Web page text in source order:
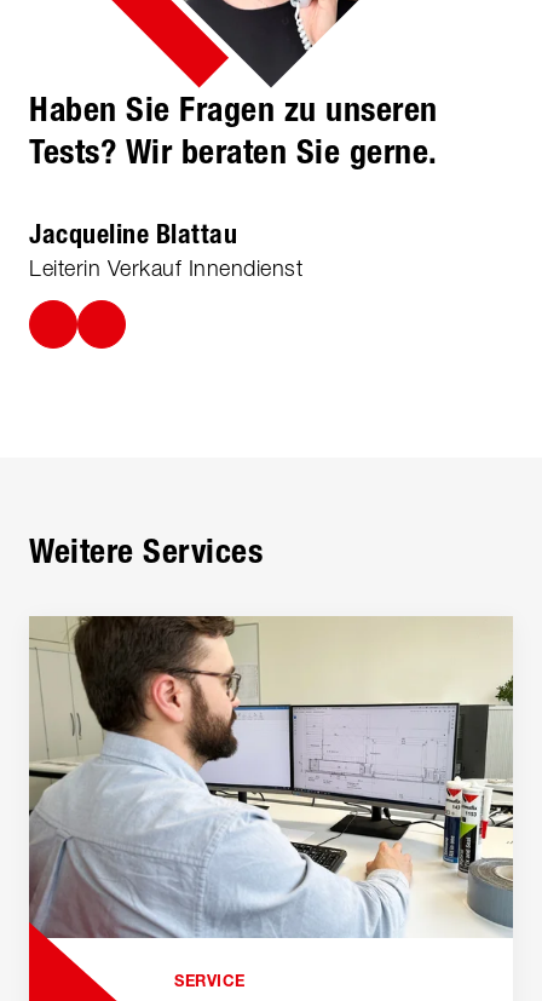
Haben Sie Fragen zu unseren
Tests? Wir beraten Sie gerne.
Jacqueline Blattau
Leiterin Verkauf Innendienst
Weitere Services
SERVICE